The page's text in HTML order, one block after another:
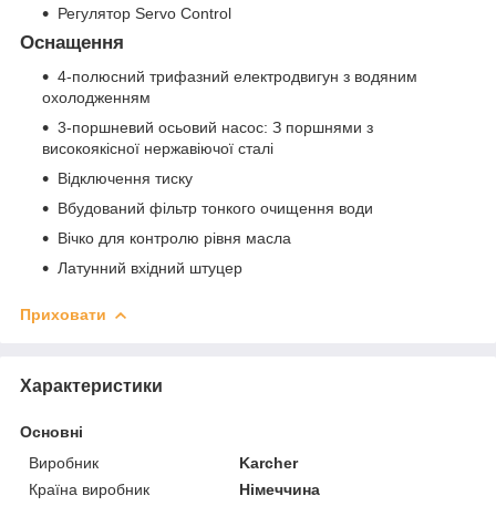
Регулятор Servo Control
Оснащення
4-полюсний трифазний електродвигун з водяним
охолодженням
3-поршневий осьовий насос: З поршнями з
високоякісної нержавіючої сталі
Відключення тиску
Вбудований фільтр тонкого очищення води
Вічко для контролю рівня масла
Латунний вхідний штуцер
Приховати
Характеристики
Основні
Виробник
Karcher
Країна виробник
Німеччина